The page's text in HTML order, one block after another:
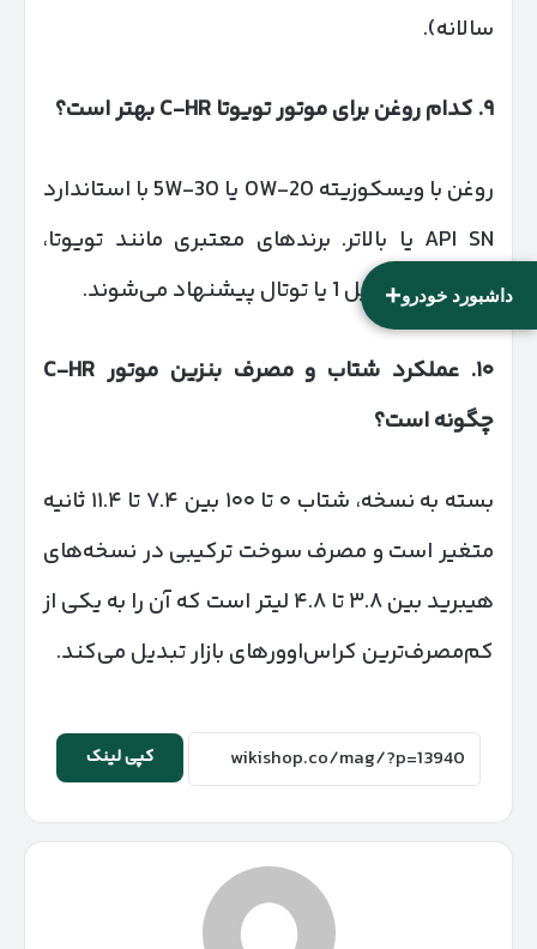
سالانه).
۹. کدام روغن برای موتور تویوتا بهتر است؟
روغن با ویسکوزیته 0W-20 یا 5W-30 با استاندارد
API SN یا بالاتر. برندهای معتبری مانند تویوتا،
کاسترول، موبیل 1 یا توتال پیشنهاد می‌شوند.
۱۰. عملکرد شتاب و مصرف بنزین موتور
چگونه است؟
بسته به نسخه، شتاب ۰ تا ۱۰۰ بین ۷.۴ تا ۱۱.۴ ثانیه
متغیر است و مصرف سوخت ترکیبی در نسخه‌های
هیبرید بین ۳.۸ تا ۴.۸ لیتر است که آن را به یکی از
کم‌مصرف‌ترین کراس‌اوورهای بازار تبدیل می‌کند.
+داشبورد خودرو
کپی لینک